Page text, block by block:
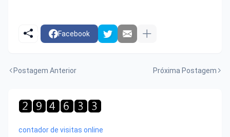
Facebook
Postagem Anterior Próxima Postagem
contador de visitas online